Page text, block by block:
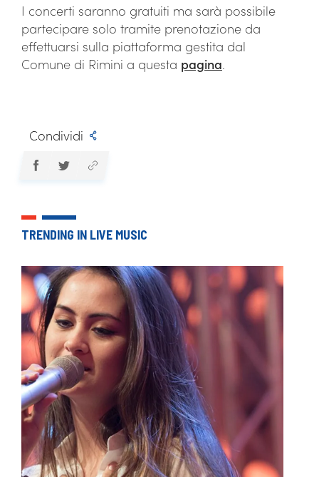
I concerti saranno gratuiti ma sarà possibile
partecipare solo tramite prenotazione da
effettuarsi sulla piattaforma gestita dal
Comune di Rimini a questa pagina.
Condividi
TRENDING IN LIVE MUSIC